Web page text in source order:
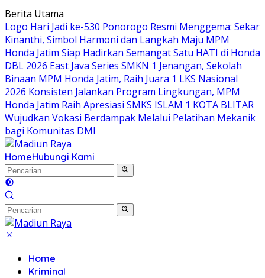
Langsung
ke
konten
Berita Utama
Logo Hari Jadi ke-530 Ponorogo Resmi Menggema: Sekar
Kinanthi, Simbol Harmoni dan Langkah Maju MPM
Honda Jatim Siap Hadirkan Semangat Satu HATI di Honda
DBL 2026 East Java Series SMKN 1 Jenangan, Sekolah
Binaan MPM Honda Jatim, Raih Juara 1 LKS Nasional
2026 Konsisten Jalankan Program Lingkungan, MPM
Honda Jatim Raih Apresiasi SMKS ISLAM 1 KOTA BLITAR
Wujudkan Vokasi Berdampak Melalui Pelatihan Mekanik
bagi Komunitas DMI
HomeHubungi Kami
Home
Kriminal